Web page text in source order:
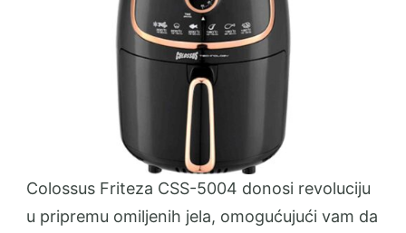
Colossus Friteza CSS-5004 donosi revoluciju
u pripremu omiljenih jela, omogućujući vam da